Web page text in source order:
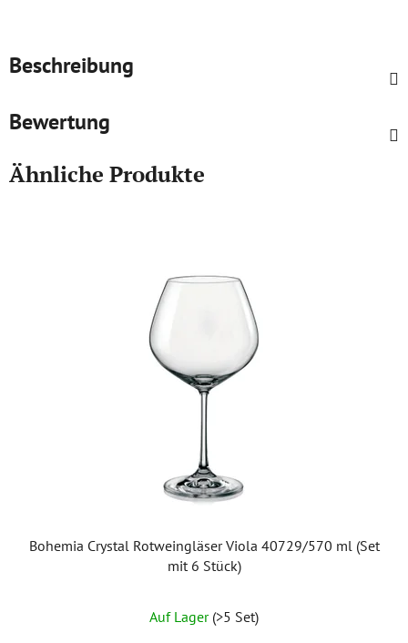
Beschreibung
Bewertung
Ähnliche Produkte
Bohemia Crystal Rotweingläser Viola 40729/570 ml (Set
mit 6 Stück)
Auf Lager (>5 Set)